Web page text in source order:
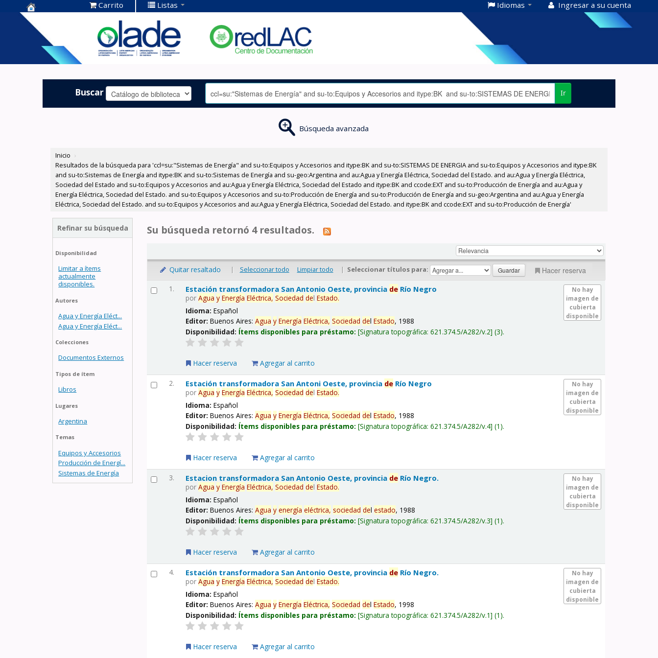
Centro de
Documentación
OLADE -
Carrito Listas Idiomas Ingresar a su cuenta
Buscar Ir
Búsqueda avanzada
Inicio ›
Resultados de la búsqueda para 'ccl=su:"Sistemas de Energía" and su-to:Equipos y Accesorios and itype:BK and su-to:SISTEMAS DE ENERGIA and su-to:Equipos y Accesorios and itype:BK
and su-to:Sistemas de Energía and itype:BK and su-to:Sistemas de Energía and su-geo:Argentina and au:Agua y Energía Eléctrica, Sociedad del Estado. and au:Agua y Energía Eléctrica,
Sociedad del Estado and su-to:Equipos y Accesorios and au:Agua y Energía Eléctrica, Sociedad del Estado and itype:BK and ccode:EXT and su-to:Producción de Energía and au:Agua y
Energía Eléctrica, Sociedad del Estado. and su-to:Equipos y Accesorios and su-to:Producción de Energía and su-to:Producción de Energía and su-geo:Argentina and au:Agua y Energía
Eléctrica, Sociedad del Estado. and su-to:Equipos y Accesorios and au:Agua y Energía Eléctrica, Sociedad del Estado. and itype:BK and ccode:EXT and su-to:Producción de Energía'
Refinar su búsqueda
Disponibilidad
Limitar a ítems
actualmente
disponibles.
Autores
Agua y Energía Eléct...
Agua y Energía Eléct...
Colecciones
Documentos Externos
Tipos de ítem
Libros
Lugares
Argentina
Temas
Equipos y Accesorios
Producción de Energí...
Sistemas de Energía
Su búsqueda retornó 4 resultados.
Quitar resaltado | Seleccionar todo Limpiar todo | Seleccionar títulos para: Hacer reserva
1.
No hay
imagen de
cubierta
disponible
Estación transformadora San Antonio Oeste, provincia de Río Negro
porAgua y Energía Eléctrica, Sociedad delEstado.
Idioma:Español
Editor:Buenos Aires:Agua y Energía Eléctrica, Sociedad delEstado, 1988
Disponibilidad: Ítems disponibles para préstamo: Signatura topográfica:621.374.5/A282/v.2 (3).
Hacer reserva Agregar al carrito
2.
No hay
imagen de
cubierta
disponible
Estación transformadora San Antoni Oeste, provincia de Río Negro
porAgua y Energía Eléctrica, Sociedad delEstado.
Idioma:Español
Editor:Buenos Aires:Agua y Energía Eléctrica, Sociedad delEstado, 1988
Disponibilidad: Ítems disponibles para préstamo: Signatura topográfica:621.374.5/A282/v.4 (1).
Hacer reserva Agregar al carrito
3.
No hay
imagen de
cubierta
disponible
Estacion transformadora San Antonio Oeste, provincia de Río Negro.
porAgua y Energía Eléctrica, Sociedad delEstado.
Idioma:Español
Editor:Buenos Aires:Agua y energía eléctrica, sociedad delestado, 1988
Disponibilidad: Ítems disponibles para préstamo: Signatura topográfica:621.374.5/A282/v.3 (1).
Hacer reserva Agregar al carrito
4.
No hay
imagen de
cubierta
disponible
Estación transformadora San Antonio Oeste, provincia de Río Negro.
porAgua y Energía Eléctrica, Sociedad delEstado.
Idioma:Español
Editor:Buenos Aires:Agua y Energía Eléctrica, Sociedad delEstado, 1998
Disponibilidad: Ítems disponibles para préstamo: Signatura topográfica:621.374.5/A282/v.1 (1).
Hacer reserva Agregar al carrito